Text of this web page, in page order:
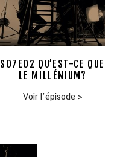
S07E02 QU’EST-CE QUE
LE MILLÉNIUM?
Voir l'épisode >